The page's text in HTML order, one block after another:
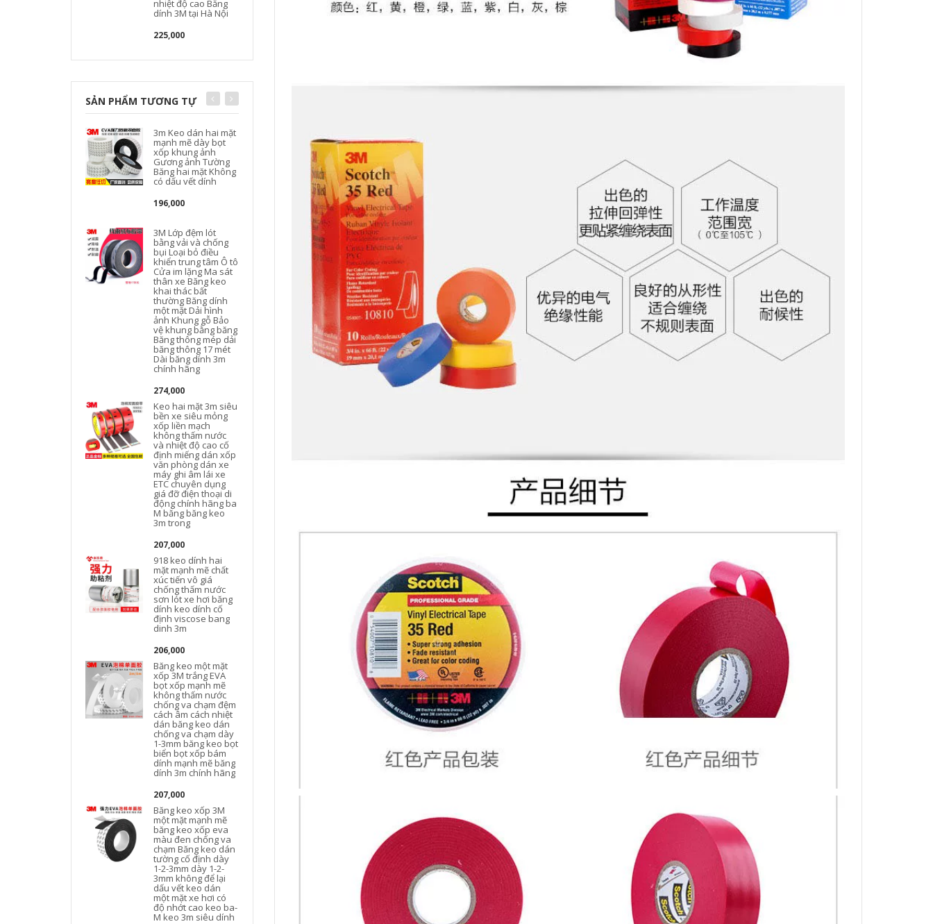
nhiệt độ cao Băng
dính 3M tại Hà Nội
225,000
băng keo 3m dày 346,000
SẢN PHẨM TƯƠNG TỰ
3m Keo dán hai mặt
mạnh mẽ dày bọt
xốp khung ảnh
Gương ảnh Tường
Băng hai mặt Không
có dấu vết dính
196,000
3M Lớp đệm lót
bằng vải và chống
bụi Loại bỏ điều
khiển trung tâm Ô tô
Cửa im lặng Ma sát
thân xe Băng keo
khai thác bất
thường Băng dính
một mặt Dải hình
ảnh Khung gỗ Bảo
vệ khung bằng băng
Băng thông mép dải
băng thông 17 mét
Dài băng dính 3m
chính hãng
274,000
Keo hai mặt 3m siêu
bền xe siêu mỏng
xốp liền mạch
không thấm nước
và nhiệt độ cao cố
định miếng dán xốp
văn phòng dán xe
máy ghi âm lái xe
ETC chuyên dụng
giá đỡ điện thoại di
động chính hãng ba
M băng băng keo
3m trong
207,000
918 keo dính hai
mặt mạnh mẽ chất
xúc tiến vô giá
chống thấm nước
sơn lót xe hơi băng
dính keo dính cố
định viscose bang
dinh 3m
206,000
Băng keo một mặt
xốp 3M trắng EVA
bọt xốp mạnh mẽ
không thấm nước
chống va chạm đệm
cách âm cách nhiệt
dán băng keo dán
chống va chạm dày
1-3mm băng keo bọt
biển bọt xốp bám
dính mạnh mẽ băng
dính 3m chính hãng
207,000
Băng keo xốp 3M
một mặt mạnh mẽ
băng keo xốp eva
màu đen chống va
chạm Băng keo dán
tường cố định dày
1-2-3mm dày 1-2-
3mm không để lại
dấu vết keo dán
một mặt xe hơi có
độ nhớt cao keo ba-
M keo 3m siêu dính
Khóa dán khóa dán
cửa sổ màn hình xé
dây buộc dây hàng
hiệu Keo dán nam
và nữ Giày dán
khóa dán chắc chắn
Dây buộc cáp
Velcro xe Băng dán
khóa dán nam và
nữ Băng keo hai
mặt 3M băng keo
nhiệt 3m
Keo hai mặt
3M55236 chịu nhiệt
độ cao bền chắc độ
nhớt cao cố định
siêu mỏng mờ
không để lại vết, dễ
xé, không có cặn
keo, keo dán hai
mặt tường, không
động, băng keo hai
mặt cố định chắc
chắn băng dính vải
3M8915 sợi thủy
tinh cường lực 3M
nhập khẩu chính
hãng, chịu nhiệt độ
cao, băng keo sọc
băng washi màu
vàng lò nướng sóng
hàn mô hình để bao
phủ tàu tách màu
sơn phun bảo vệ
3M tại Hà Nội
siêu mỏng không để
lại vết, băng keo
sửa chữa màn hình
điện thoại di động
chống thấm nước và
chịu nhiệt độ cao,
keo có độ nhớt cao,
dễ xé, băng keo
không đánh dấu
hai mặt không dấu
vết băng keo xốp
3M600 Scotch trong
tra độ bám dính của
dấu băng keo nhiệt
3m
209,000
Băng keo hai mặt
3M Bọt keo dán
tường Dán tường
Siêu dính Keo dán
tường Keo dán liền
mạch Chất kết dính
mạnh Bọt biển dính
cao băng keo 3m
micropore
222,000
3M4229P Băng dính
mạnh mẽ Băng keo
giữ nắng và mưa
Giữ chân mày Xe ô
282,000
Băng keo hai mặt
3M 200C của Hoa Kỳ
keo dán giấy bông
nóng chảy có độ
dẻo cao mạnh mẽ,
cố định mỏng trong
suốt và không dễ để
lại vết băng keo hai
mặt 3m